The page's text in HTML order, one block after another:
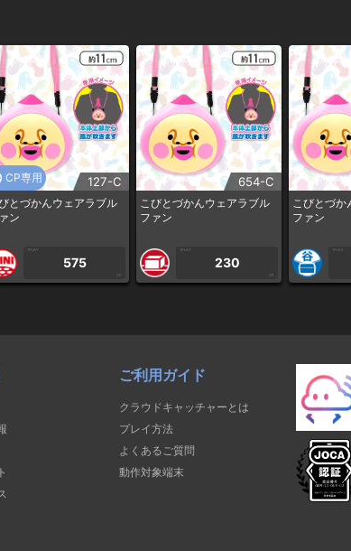
CP専用 127-C
とづかんウェアラブル
ン
1PLAY
575
CP
654-C
こびとづかんウェアラブル
ファン
1PLAY
230
CP
こびとづか
ファン
1PLAY
ご利用ガイド
クラウドキャッチャーとは
プレイ方法
よくあるご質問
動作対象端末